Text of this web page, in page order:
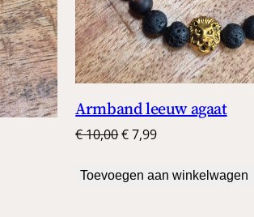
Armband leeuw agaat
€10,00Oorspronkelijke
was:
€7,99Huidige
is:
Toevoegen aan winkelwagen